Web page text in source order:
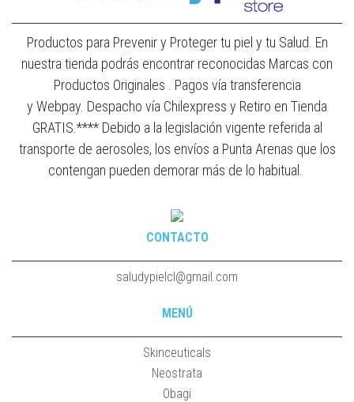
Productos para Prevenir y Proteger tu piel y tu Salud. En
nuestra tienda podrás encontrar reconocidas Marcas con
Productos Originales . Pagos vía transferencia
y Webpay. Despacho vía Chilexpress y Retiro en Tienda
GRATIS.**** Debido a la legislación vigente referida al
transporte de aerosoles, los envíos a Punta Arenas que los
contengan pueden demorar más de lo habitual.
CONTACTO
saludypielcl@gmail.com
MENÚ
Skinceuticals
Neostrata
Obagi